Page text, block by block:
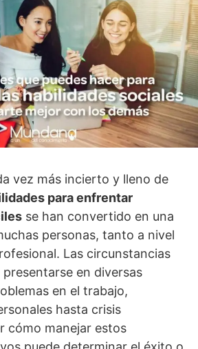
vez más incierto y lleno de
para enfrentar
se han convertido en una
personas, tanto a nivel
Las circunstancias
en diversas
en el trabajo,
hasta crisis
cómo manejar estos